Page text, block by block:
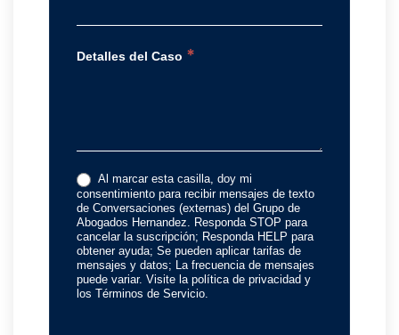
Detalles del Caso *
Al marcar esta casilla, doy mi
consentimiento para recibir mensajes de texto
de Conversaciones (externas) del Grupo de
Abogados Hernandez. Responda STOP para
cancelar la suscripción; Responda HELP para
obtener ayuda; Se pueden aplicar tarifas de
mensajes y datos; La frecuencia de mensajes
puede variar. Visite la política de privacidad y
los Términos de Servicio.